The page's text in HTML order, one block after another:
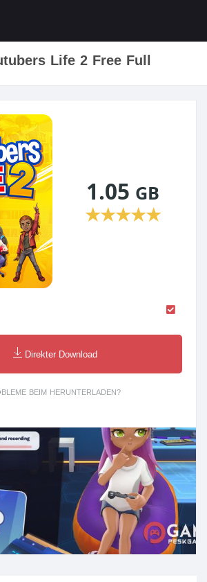
Life 2 Free Full
1.05 GB
★★★★★
Direkter Download
BEIM HERUNTERLADEN?